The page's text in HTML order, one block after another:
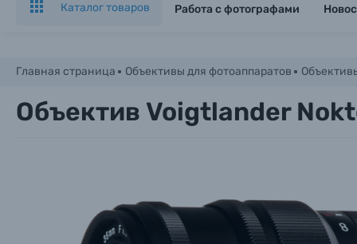
Каталог товаров Работа с фотографами
Главная страница Объективы для фотоаппаратов
Объектив Voigtlander